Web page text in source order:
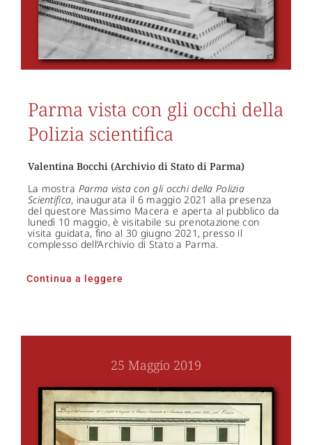
Parma vista con gli occhi della
Polizia scientifica
Valentina Bocchi (Archivio di Stato di Parma)
La mostra Parma vista con gli occhi della Polizia
Scientifica, inaugurata il 6 maggio 2021 alla presenza
del questore Massimo Macera e aperta al pubblico da
lunedì 10 maggio, è visitabile su prenotazione con
visita guidata, fino al 30 giugno 2021, presso il
complesso dell’Archivio di Stato a Parma.
Continua a leggere
25 Maggio 2019